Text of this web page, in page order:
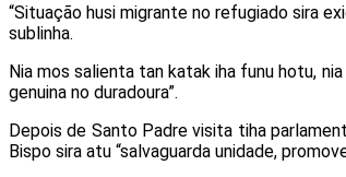
“Situação husi migrante no refugiado sira
sublinha.
Nia mos salienta tan katak iha funu hotu,
genuina no duradoura”.
Depois de Santo Padre visita tiha
Bispo sira atu “salvaguarda unidade,